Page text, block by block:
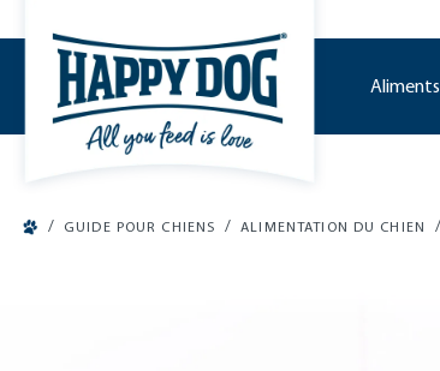
/ GUIDE POUR CHIENS / ALIMENTATION DU CHIEN /